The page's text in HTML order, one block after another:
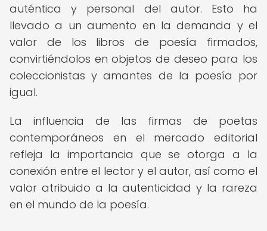
auténtica y personal del autor. Esto ha
llevado a un aumento en la demanda y el
valor de los libros de poesía firmados,
convirtiéndolos en objetos de deseo para los
coleccionistas y amantes de la poesía por
igual.
La influencia de las firmas de poetas
contemporáneos en el mercado editorial
refleja la importancia que se otorga a la
conexión entre el lector y el autor, así como el
valor atribuido a la autenticidad y la rareza
en el mundo de la poesía.